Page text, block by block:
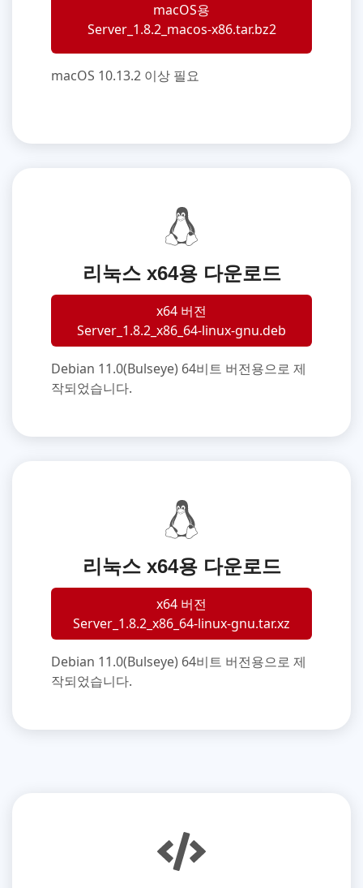
macOS용
Server_1.8.2_macos-x86.tar.bz2
macOS 10.13.2 이상 필요
리눅스 x64용 다운로드
x64 버전
Server_1.8.2_x86_64-linux-gnu.deb
Debian 11.0(Bulseye) 64비트 버전용으로 제
작되었습니다.
리눅스 x64용 다운로드
x64 버전
Server_1.8.2_x86_64-linux-gnu.tar.xz
Debian 11.0(Bulseye) 64비트 버전용으로 제
작되었습니다.